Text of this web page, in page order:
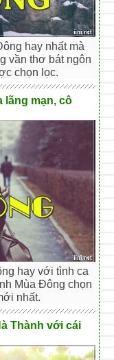
hay nhất mà
vần thơ bát ngôn
chọn lọc.
lãng mạn, cô
hay với tình ca
Mùa Đông chọn
nhất.
Thành với cái